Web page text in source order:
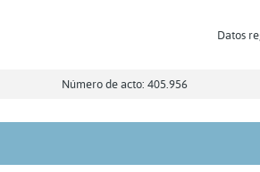
Datos
Número de acto: 405.956